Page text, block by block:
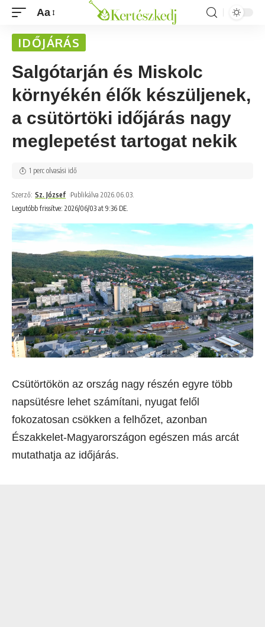
Aa
IDŐJÁRÁS
Salgótarján és Miskolc
környékén élők készüljenek,
a csütörtöki időjárás nagy
meglepetést tartogat nekik
Legutóbb frissítve: 2026/06/03 at 9:36 DE.
Szerző: Sz. József Publikálva 2026.06.03.
1 perc olvasási idő
Csütörtökön az ország nagy részén egyre több
napsütésre lehet számítani, nyugat felől
fokozatosan csökken a felhőzet, azonban
Északkelet-Magyarországon egészen más arcát
mutathatja az időjárás.